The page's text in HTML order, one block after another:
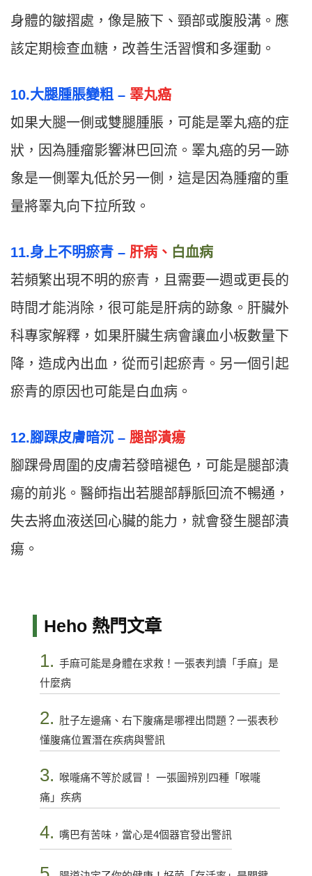
身體的皺摺處，像是腋下、頸部或腹股溝。應
該定期檢查血糖，改善生活習慣和多運動。
10.大腿腫脹變粗 – 睪丸癌
如果大腿一側或雙腿腫脹，可能是睪丸癌的症
狀，因為腫瘤影響淋巴回流。睪丸癌的另一跡
象是一側睪丸低於另一側，這是因為腫瘤的重
量將睪丸向下拉所致。
11.身上不明瘀青 – 肝病、 白血病
若頻繁出現不明的瘀青，且需要一週或更長的
時間才能消除，很可能是肝病的跡象。肝臟外
科專家解釋，如果肝臟生病會讓血小板數量下
降，造成內出血，從而引起瘀青。另一個引起
瘀青的原因也可能是白血病。
12.腳踝皮膚暗沉 – 腿部潰瘍
腳踝骨周圍的皮膚若發暗褪色，可能是腿部潰
瘍的前兆。醫師指出若腿部靜脈回流不暢通，
失去將血液送回心臟的能力，就會發生腿部潰
瘍。
Heho 熱門文章
1. 手麻可能是身體在求救！一張表判讀「手麻」是
什麼病
2. 肚子左邊痛、右下腹痛是哪裡出問題？一張表秒
懂腹痛位置潛在疾病與警訊
3.
喉嚨痛不等於感冒！ 一張圖辨別四種「喉嚨
痛」疾病
4. 嘴巴有苦味，當心是4個器官發出警訊